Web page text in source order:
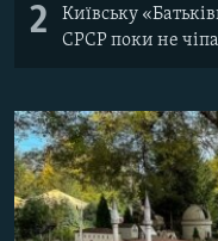
2
Київську
СРСР поки не